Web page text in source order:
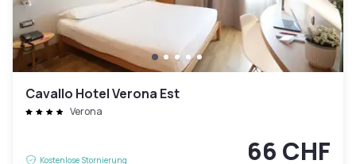
Cavallo Hotel Verona Est
Verona
Kostenlose Stornierung
66 CHF